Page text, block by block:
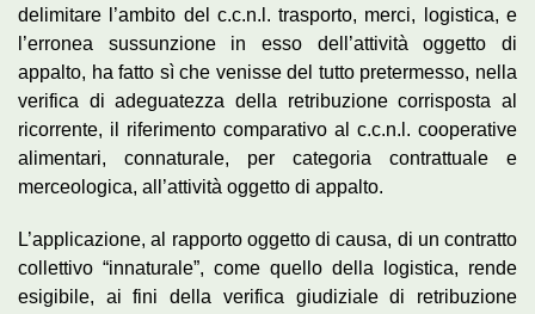
delimitare l’ambito del c.c.n.l. trasporto, merci, logistica, e
l’erronea sussunzione in esso dell’attività oggetto di
appalto, ha fatto sì che venisse del tutto pretermesso, nella
verifica di adeguatezza della retribuzione corrisposta al
ricorrente, il riferimento comparativo al c.c.n.l. cooperative
alimentari, connaturale, per categoria contrattuale e
merceologica, all’attività oggetto di appalto.
L’applicazione, al rapporto oggetto di causa, di un contratto
collettivo “innaturale”, come quello della logistica, rende
esigibile, ai fini della verifica giudiziale di retribuzione